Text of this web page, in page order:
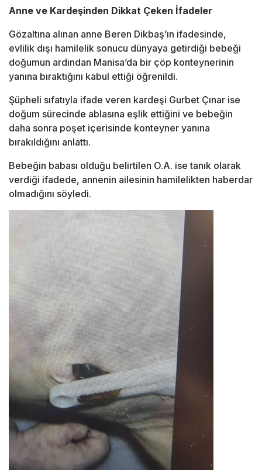
Anne ve Kardeşinden Dikkat Çeken İfadeler
Gözaltına alınan anne Beren Dikbaş’ın ifadesinde,
evlilik dışı hamilelik sonucu dünyaya getirdiği bebeği
doğumun ardından Manisa’da bir çöp konteynerinin
yanına bıraktığını kabul ettiği öğrenildi.
Şüpheli sıfatıyla ifade veren kardeşi Gurbet Çınar ise
doğum sürecinde ablasına eşlik ettiğini ve bebeğin
daha sonra poşet içerisinde konteyner yanına
bırakıldığını anlattı.
Bebeğin babası olduğu belirtilen O.A. ise tanık olarak
verdiği ifadede, annenin ailesinin hamilelikten haberdar
olmadığını söyledi.